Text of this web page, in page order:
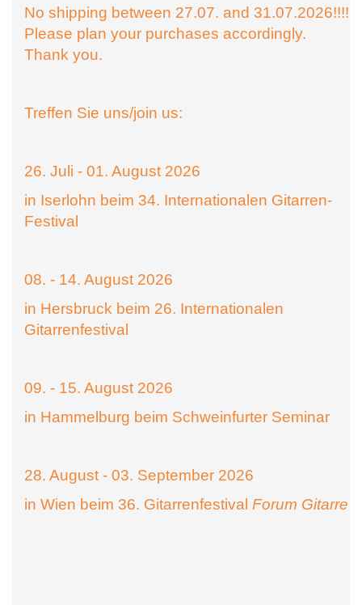
No shipping between 27.07. and 31.07.2026!!!!
Please plan your purchases accordingly.
Thank you.
Treffen Sie uns/join us:
26. Juli - 01. August 2026
in Iserlohn beim 34. Internationalen Gitarren-
Festival
08. - 14. August 2026
in Hersbruck beim 26. Internationalen
Gitarrenfestival
09. - 15. August 2026
in Hammelburg beim Schweinfurter Seminar
28. August - 03. September 2026
in Wien beim 36. Gitarrenfestival Forum Gitarre